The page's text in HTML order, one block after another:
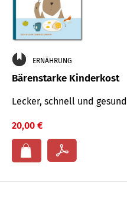
ERNÄHRUNG
Bärenstarke Kinderkost
Lecker, schnell und gesund
20,00 €